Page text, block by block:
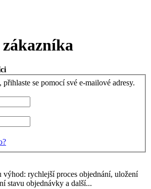
se pomocí své e-mailové adresy.
výhod: rychlejší proces objednání, uložení
stavu objednávky a další...